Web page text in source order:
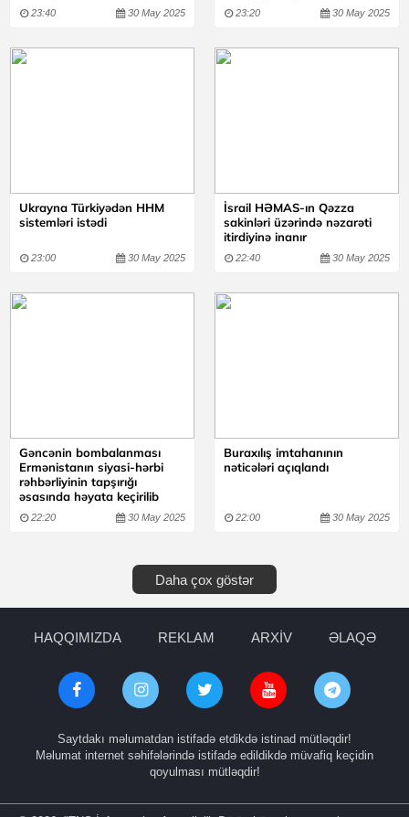
23:40 30 May 2025 23:20 30 May 2025
Ukrayna Türkiyədən HHM
sistemləri istədi
23:00 30 May 2025
İsrail HƏMAS-ın Qəzza
sakinləri üzərində nəzarəti
itirdiyinə inanır
22:40 30 May 2025
Gəncənin bombalanması
Ermənistanın siyasi-hərbi
rəhbərliyinin tapşırığı
əsasında həyata keçirilib
22:20 30 May 2025
Buraxılış imtahanının
nəticələri açıqlandı
22:00 30 May 2025
Daha çox göstər
HAQQIMIZDA REKLAM ARXİV ƏLAQƏ
Saytdakı məlumatdan istifadə etdikdə istinad mütləqdir!
Məlumat internet səhifələrində istifadə edildikdə müvafiq keçidin
qoyulması mütləqdir!